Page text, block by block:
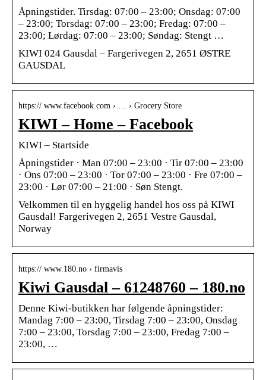
Åpningstider. Tirsdag: 07:00 – 23:00; Onsdag: 07:00
– 23:00; Torsdag: 07:00 – 23:00; Fredag: 07:00 –
23:00; Lørdag: 07:00 – 23:00; Søndag: Stengt …
KIWI 024 Gausdal – Fargerivegen 2, 2651 ØSTRE
GAUSDAL
https:// www.facebook.com › … › Grocery Store
KIWI – Home – Facebook
KIWI – Startside
Åpningstider · Man 07:00 – 23:00 · Tir 07:00 – 23:00
· Ons 07:00 – 23:00 · Tor 07:00 – 23:00 · Fre 07:00 –
23:00 · Lør 07:00 – 21:00 · Søn Stengt.
Velkommen til en hyggelig handel hos oss på KIWI
Gausdal! Fargerivegen 2, 2651 Vestre Gausdal,
Norway
https:// www.180.no › firmavis
Kiwi Gausdal – 61248760 – 180.no
Denne Kiwi-butikken har følgende åpningstider:
Mandag 7:00 – 23:00, Tirsdag 7:00 – 23:00, Onsdag
7:00 – 23:00, Torsdag 7:00 – 23:00, Fredag 7:00 –
23:00, …